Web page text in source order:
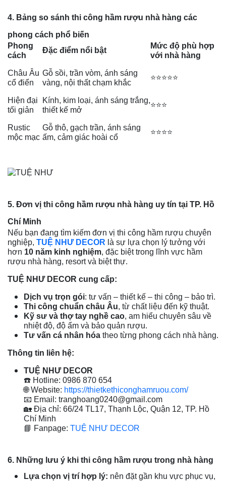
4. Bảng so sánh thi công hầm rượu nhà hàng các
phong cách phổ biến
Phong
cách
Đặc điểm nổi bật
Mức độ phù hợp
với nhà hàng
Châu Âu
cổ điển
Gỗ sồi, trần vòm, ánh sáng
vàng, nội thất chạm khắc
⭐⭐⭐⭐⭐
Hiện đại
tối giản
Kính, kim loại, ánh sáng trắng,
thiết kế mở
⭐⭐⭐
Rustic
mộc mạc
Gỗ thô, gạch trần, ánh sáng
ấm, cảm giác hoài cổ
⭐⭐⭐⭐
5. Đơn vị thi công hầm rượu nhà hàng uy tín tại TP. Hồ
Chí Minh
Nếu bạn đang tìm kiếm đơn vị thi công hầm rượu chuyên
nghiệp, TUỆ NHƯ DECOR là sự lựa chọn lý tưởng với
hơn 10 năm kinh nghiệm, đặc biệt trong lĩnh vực hầm
rượu nhà hàng, resort và biệt thự.
TUỆ NHƯ DECOR cung cấp:
Dịch vụ trọn gói: tư vấn – thiết kế – thi công – bảo trì.
Thi công chuẩn châu Âu, từ chất liệu đến kỹ thuật.
Kỹ sư và thợ tay nghề cao, am hiểu chuyên sâu về
nhiệt độ, độ ẩm và bảo quản rượu.
Tư vấn cá nhân hóa theo từng phong cách nhà hàng.
Thông tin liên hệ:
TUỆ NHƯ DECOR
☎️ Hotline: 0986 870 654
🌐 Website: https://thietkethiconghamruou.com/
📧 Email: tranghoang0240@gmail.com
🏡 Địa chỉ: 66/24 TL17, Thạnh Lộc, Quận 12, TP. Hồ
Chí Minh
📘 Fanpage: TUỆ NHƯ DECOR
6. Những lưu ý khi thi công hầm rượu trong nhà hàng
Lựa chọn vị trí hợp lý: nên đặt gần khu vực phục vụ,